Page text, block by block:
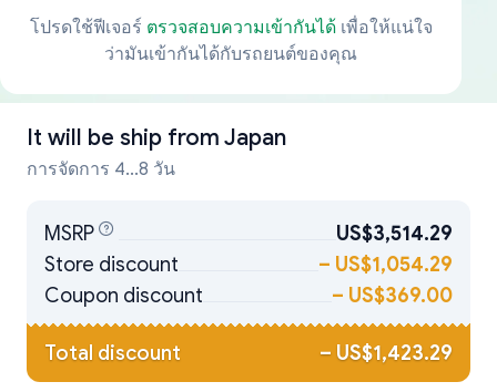
โปรดใช้ฟีเจอร์ ตรวจสอบความเข้ากันได้เพื่อให้แน่ใจ
ว่ามันเข้ากันได้กับรถยนต์ของคุณ
It will be ship from Japan
การจัดการ 4...8 วัน
MSRP
US$3,514.29
Store discount
– US$1,054.29
Coupon discount
– US$369.00
Total discount – US$1,423.29